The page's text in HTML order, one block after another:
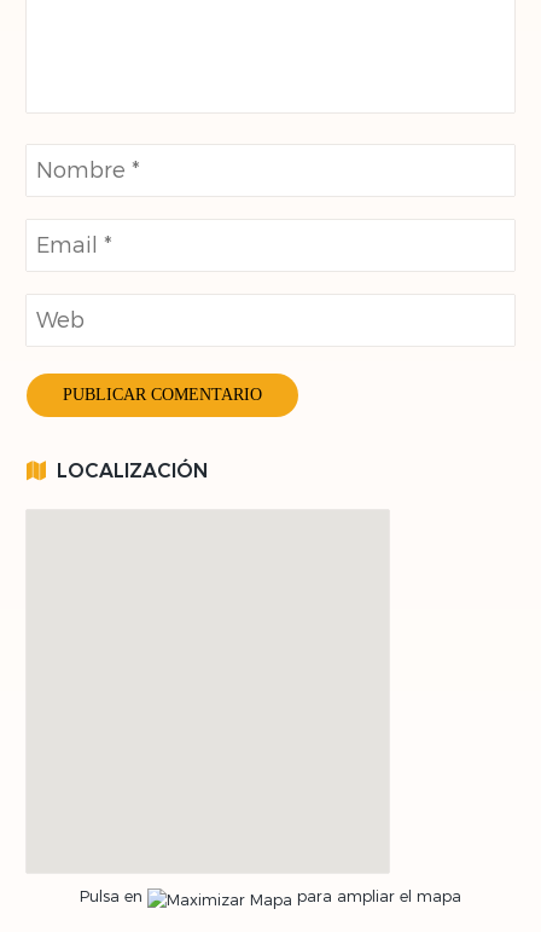
LOCALIZACIÓN
Pulsa en para ampliar el mapa